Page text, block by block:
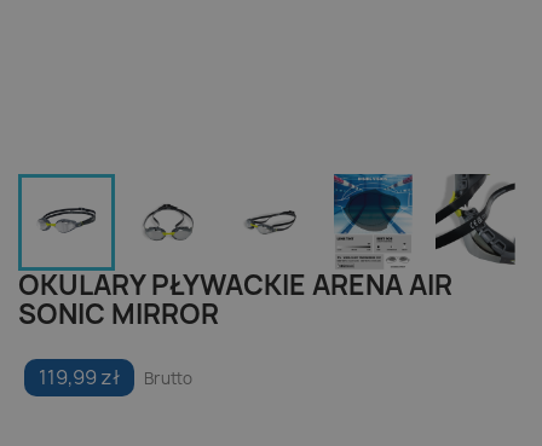
OKULARY PŁYWACKIE ARENA AIR
SONIC MIRROR
119,99 zł Brutto